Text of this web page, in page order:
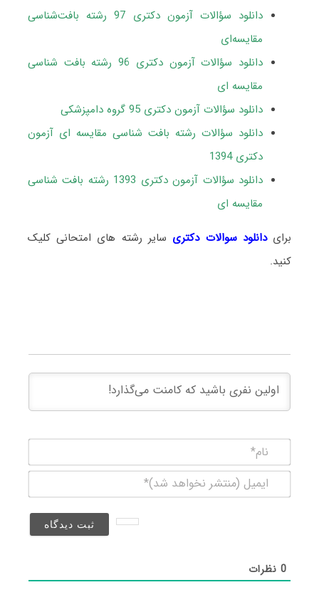
دانلود سؤالات آزمون دکتری 97 رشته بافت‌شناسی
مقایسه‌ای
دانلود سؤالات آزمون دکتری 96 رشته بافت شناسی
مقایسه ای
دانلود سؤالات آزمون دکتری 95 گروه دامپزشکی
دانلود سؤالات رشته بافت شناسی مقایسه ای آزمون
دکتری 1394
دانلود سؤالات آزمون دکتری 1393 رشته بافت شناسی
مقایسه ای
برایدانلود سوالات دکتری سایر رشته های امتحانی کلیک
کنید.
(منتشر
0نظرات